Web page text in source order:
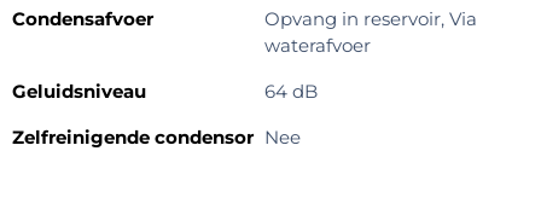
Condensafvoer
Opvang in reservoir, Via
waterafvoer
Geluidsniveau
64 dB
Zelfreinigende condensor Nee